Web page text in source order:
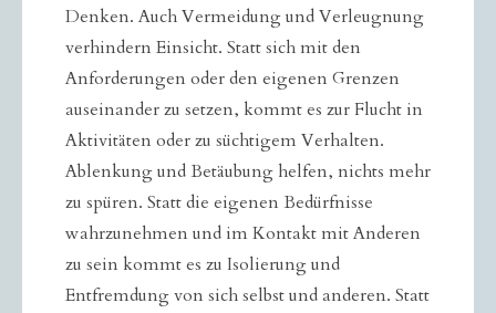
Denken. Auch Vermeidung und Verleugnung
verhindern Einsicht. Statt sich mit den
Anforderungen oder den eigenen Grenzen
auseinander zu setzen, kommt es zur Flucht in
Aktivitäten oder zu süchtigem Verhalten.
Ablenkung und Betäubung helfen, nichts mehr
zu spüren. Statt die eigenen Bedürfnisse
wahrzunehmen und im Kontakt mit Anderen
zu sein kommt es zu Isolierung und
Entfremdung von sich selbst und anderen. Statt